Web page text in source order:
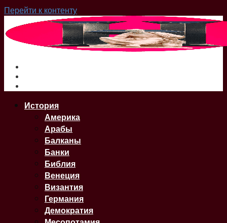
Перейти к контенту
История
Америка
Арабы
Балканы
Банки
Библия
Венеция
Византия
Германия
Демократия